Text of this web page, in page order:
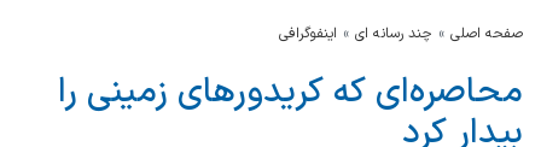
صفحه اصلی چند رسانه ای اینفوگرافی
محاصره‌ای که کریدورهای زمینی را
بیدار کرد